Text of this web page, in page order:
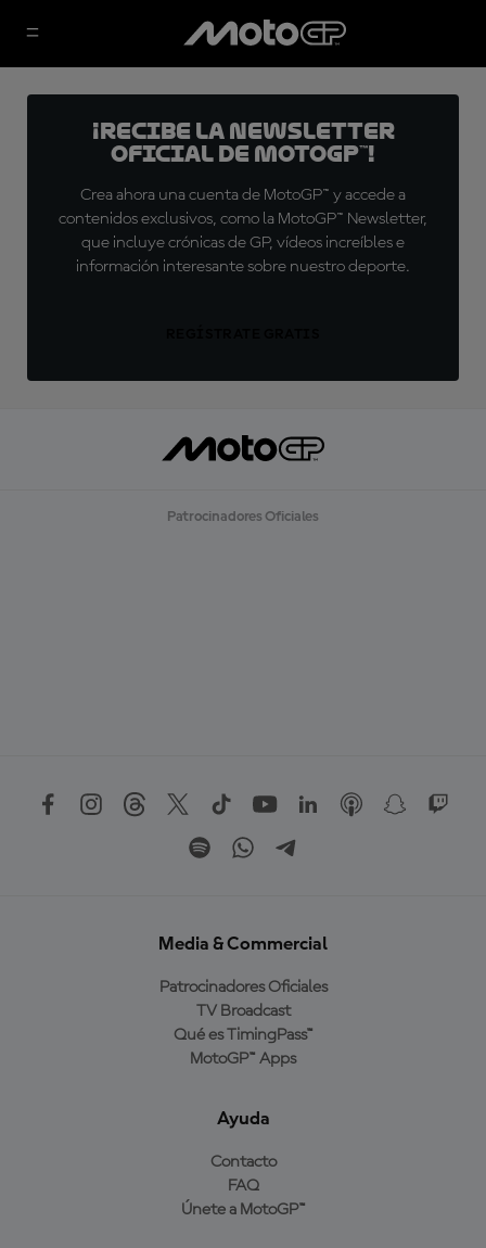
¡Recibe la Newsletter
oficial de MotoGP™!
Crea ahora una cuenta de MotoGP™ y accede a
contenidos exclusivos, como la MotoGP™ Newsletter,
que incluye crónicas de GP, vídeos increíbles e
información interesante sobre nuestro deporte.
Patrocinadores Oficiales
Media & Commercial
Patrocinadores Oficiales
TV Broadcast
Qué es TimingPass™
MotoGP™ Apps
Ayuda
Contacto
FAQ
Únete a MotoGP™